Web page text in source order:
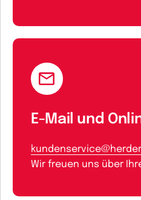
E-Mail und
Wir freuen uns über